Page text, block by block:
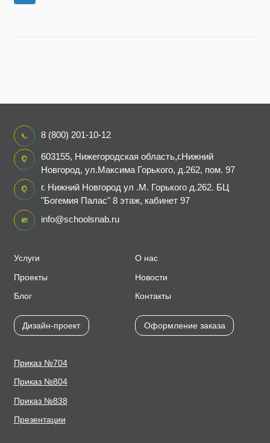
Услуги
Проекты
Блог
Дизайн-проект
О нас
Новости
Контакты
Оформление заказа
Приказ №704
Приказ №804
Приказ №838
Презентации
8 (800) 201-10-12
603155, Нижегородская область,г.Нижний
Новгород, ул.Максима Горького, д.262, пом. 97
г. Нижний Новгород ул .М. Горького д.262. БЦ
"Богемия Палас" 8 этаж, кабинет 97
info@schoolsnab.ru